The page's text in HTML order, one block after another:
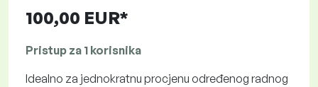
100,00 EUR*
Pristup za 1 korisnika
Idealno za jednokratnu procjenu određenog radnog